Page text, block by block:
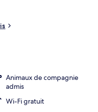
Animaux de compagnie
admis
Wi-Fi gratuit